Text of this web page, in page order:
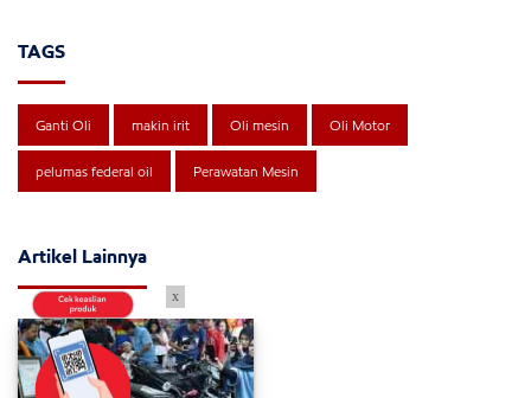
TAGS
Ganti Oli makin irit Oli mesin Oli Motor
pelumas federal oil Perawatan Mesin
Artikel Lainnya
x